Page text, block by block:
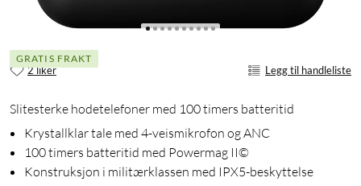
GRATIS FRAKT
2 liker Legg til handleliste
Slitesterke hodetelefoner med 100 timers batteritid
Krystallklar tale med 4-veismikrofon og ANC
100 timers batteritid med Powermag II©
Konstruksjon i militærklassen med IPX5-beskyttelse